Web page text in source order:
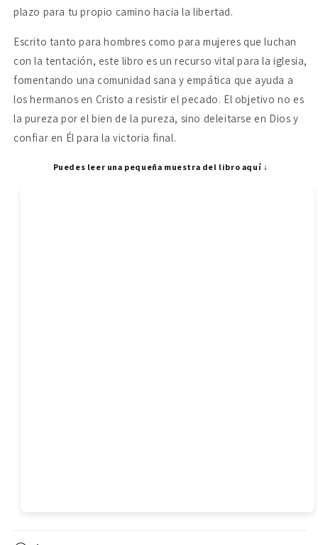
plazo para tu propio camino hacia la libertad.
Escrito tanto para hombres como para mujeres que luchan
con la tentación, este libro es un recurso vital para la iglesia,
fomentando una comunidad sana y empática que ayuda a
los hermanos en Cristo a resistir el pecado. El objetivo no es
la pureza por el bien de la pureza, sino deleitarse en Dios y
confiar en Él para la victoria final.
Puedes leer una pequeña muestra del libro aquí ↓